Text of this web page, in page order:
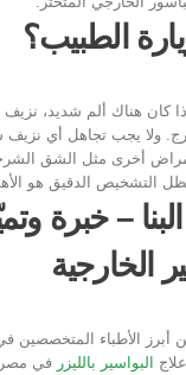
الطبيب؟
كان هناك ألم شديد، نزيف
ولا يجب تجاهل أي نزيف
أخرى مثل الشق
التشخيص الدقيق هو
– خبرة
الخارجية
أبرز الأطباء المتخصصين
البواسير بالليزر في